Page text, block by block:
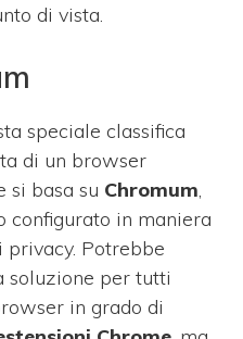
di vista.
speciale classifica
di un browser
si basa su Chromum,
configurato in maniera
Potrebbe
soluzione per tutti
in grado di